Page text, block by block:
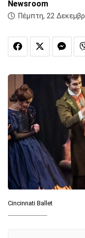
Newsroom
Πέμπτη, 22
Cincinnati Ballet